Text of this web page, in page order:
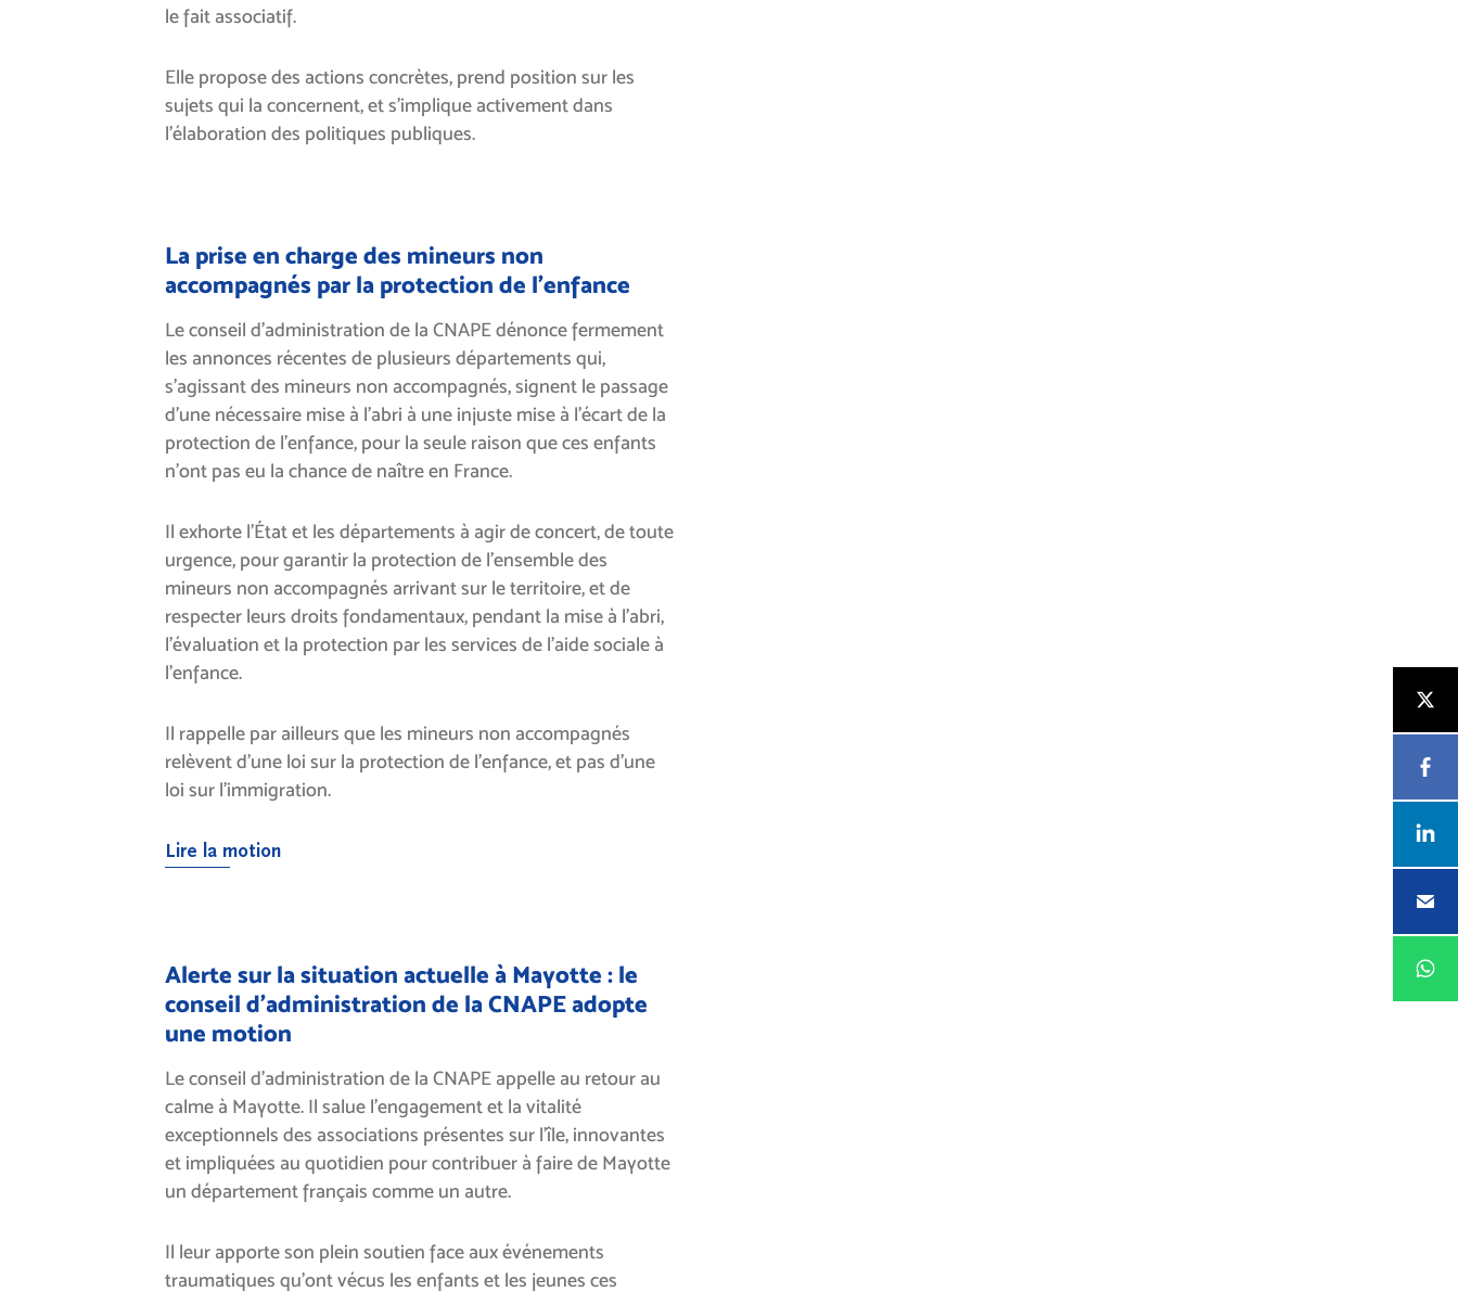
le fait associatif.
Elle propose des actions concrètes, prend position sur les
sujets qui la concernent, et s’implique activement dans
l’élaboration des politiques publiques.
La prise en charge des mineurs non
accompagnés par la protection de l’enfance
Le conseil d’administration de la CNAPE dénonce fermement
les annonces récentes de plusieurs départements qui,
s’agissant des mineurs non accompagnés, signent le passage
d’une nécessaire mise à l’abri à une injuste mise à l’écart de la
protection de l’enfance, pour la seule raison que ces enfants
n’ont pas eu la chance de naître en France.
Il exhorte l’État et les départements à agir de concert, de toute
urgence, pour garantir la protection de l’ensemble des
mineurs non accompagnés arrivant sur le territoire, et de
respecter leurs droits fondamentaux, pendant la mise à l’abri,
l’évaluation et la protection par les services de l’aide sociale à
l’enfance.
Il rappelle par ailleurs que les mineurs non accompagnés
relèvent d’une loi sur la protection de l’enfance, et pas d’une
loi sur l’immigration.
Lire la motion
Alerte sur la situation actuelle à Mayotte : le
conseil d’administration de la CNAPE adopte
une motion
Le conseil d’administration de la CNAPE appelle au retour au
calme à Mayotte. Il salue l’engagement et la vitalité
exceptionnels des associations présentes sur l’île, innovantes
et impliquées au quotidien pour contribuer à faire de Mayotte
un département français comme un autre.
Il leur apporte son plein soutien face aux événements
traumatiques qu’ont vécus les enfants et les jeunes ces